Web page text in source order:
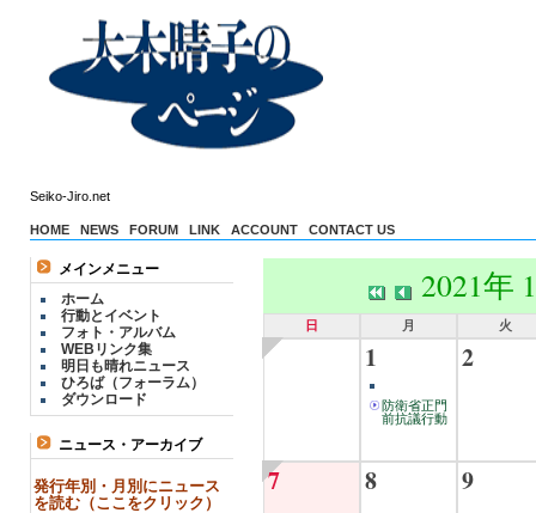
Seiko-Jiro.net
HOME NEWS FORUM LINK ACCOUNT CONTACT US
メインメニュー
ホーム
行動とイベント
フォト・アルバム
WEBリンク集
明日も晴れニュース
ひろば（フォーラム）
ダウンロード
ニュース・アーカイブ
発行年別・月別にニュース
を読む（ここをクリック）
2021年
日 月 火
1
防衛省正門
前抗議行動
2
7 8 9